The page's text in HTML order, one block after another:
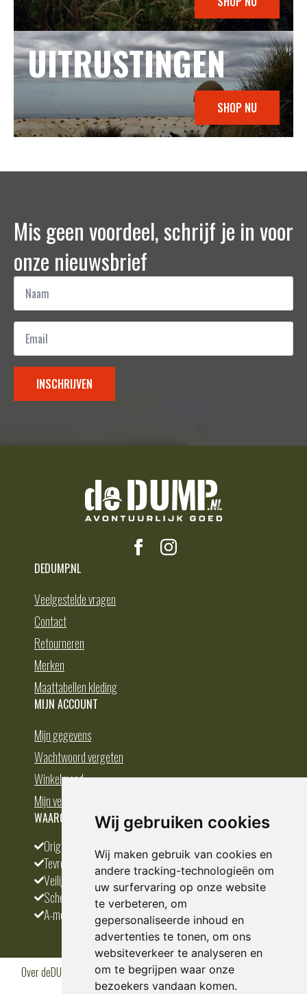
Wij gebruiken cookies
Wij maken gebruik van cookies en
andere tracking-technologieën om
uw surfervaring op onze website
te verbeteren, om
gepersonaliseerde inhoud en
advertenties te tonen, om ons
websiteverkeer te analyseren en
om te begrijpen waar onze
bezoekers vandaan komen.
UITRUSTINGEN
SHOP NU
Mis geen voordeel, schrijf je in voor
onze nieuwsbrief
Naam
Email
INSCHRIJVEN
DEDUMP.NL
Veelgestelde vragen
Contact
Retourneren
Merken
Maattabellen kleding
MIJN ACCOUNT
Mijn gegevens
Wachtwoord vergeten
Winkelmand
Mijn verlanglijst
WAAROM BESTELLEN BIJ DEDUMP.NL
Origineel en divers
Tevreden klanten
Veilig betalen
Scherpste prijs
A-merken
Over deDUMP.nl Algemene voorwaardenPrivacy PolicyKlantenservice
CookiesBlogs